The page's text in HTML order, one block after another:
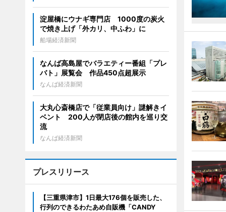
淀屋橋にウナギ専門店 1000度の炭火
で焼き上げ「外カリ、中ふわ」に
船場経済新聞
なんば高島屋でバラエティー番組「プレ
バト」展覧会 作品450点超展示
なんば経済新聞
大丸心斎橋店で「従業員向け」謎解きイ
ベント 200人が閉店後の館内を巡り交
流
なんば経済新聞
プレスリリース
【三重県津市】1日最大176個を販売した、
行列のできるわたあめ自販機「CANDY